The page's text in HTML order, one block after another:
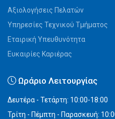
Αξιολογήσεις Πελατών
Υπηρεσίες Τεχνικού Τμήματος
Εταιρική Υπευθυνότητα
Ευκαιρίες Καριέρας
Ωράριο Λειτουργίας
Δευτέρα - Τετάρτη: 10:00-18:00
Τρίτη - Πέμπτη - Παρασκευή: